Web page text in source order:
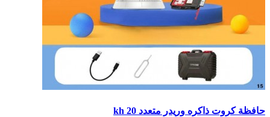
حافظة كروت ذاكره وريدر متعدد kh 20